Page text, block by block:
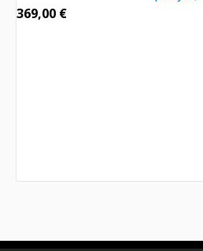
369,00 €